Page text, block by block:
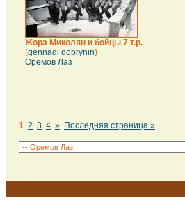
Жора Миколян и бойцы 7 т.р.
(gennadi dobrynin)
Оремов Лаз
1 2 3 4 » Последняя страница »